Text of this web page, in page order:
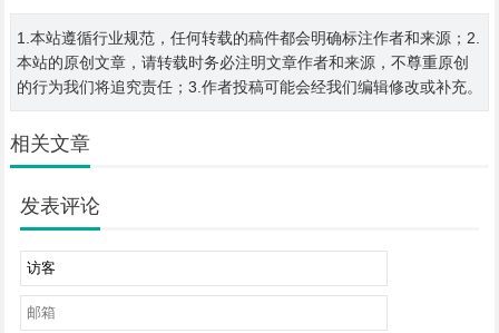
1.本站遵循行业规范，任何转载的稿件都会明确标注作者和来源；2.
本站的原创文章，请转载时务必注明文章作者和来源，不尊重原创
的行为我们将追究责任；3.作者投稿可能会经我们编辑修改或补充。
相关文章
发表评论